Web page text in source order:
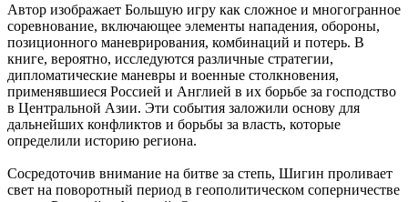
Автор изображает Большую игру как сложное и многогранное
соревнование, включающее элементы нападения, обороны,
позиционного маневрирования, комбинаций и потерь. В
книге, вероятно, исследуются различные стратегии,
дипломатические маневры и военные столкновения,
применявшиеся Россией и Англией в их борьбе за господство
в Центральной Азии. Эти события заложили основу для
дальнейших конфликтов и борьбы за власть, которые
определили историю региона.
Сосредоточив внимание на битве за степь, Шигин проливает
свет на поворотный период в геополитическом соперничестве